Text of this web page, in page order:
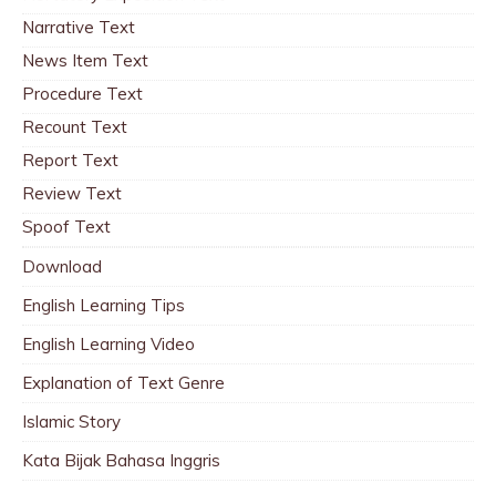
Narrative Text
News Item Text
Procedure Text
Recount Text
Report Text
Review Text
Spoof Text
Download
English Learning Tips
English Learning Video
Explanation of Text Genre
Islamic Story
Kata Bijak Bahasa Inggris